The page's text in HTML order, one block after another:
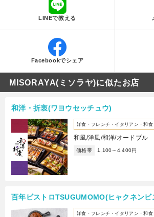
LINEで教える
Facebookでシェア
MISORAYA(ミソラヤ)に似たお店
和洋・折衷(ワヨウセッチュウ)
洋食・フレンチ・イタリアン・和食
和風/洋風/和洋/オードブル
価格帯 1,100～4,400円
百年ビストロTSUGUMOMO(ヒャクネンビ
洋食・フレンチ・イタリアン・和食